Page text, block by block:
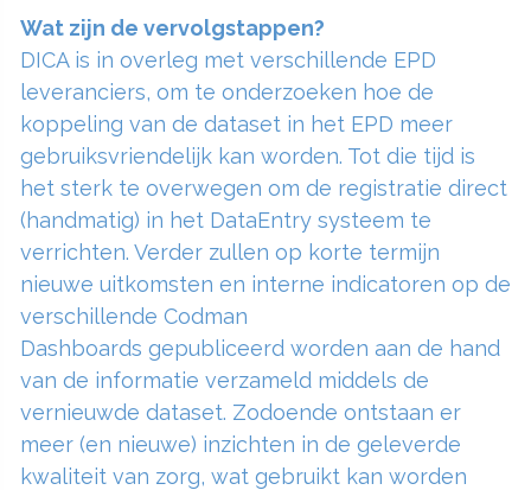
Wat zijn de vervolgstappen?
DICA is in overleg met verschillende EPD
leveranciers, om te onderzoeken hoe de
koppeling van de dataset in het EPD meer
gebruiksvriendelijk kan worden. Tot die tijd is
het sterk te overwegen om de registratie direct
(handmatig) in het DataEntry systeem te
verrichten. Verder zullen op korte termijn
nieuwe uitkomsten en interne indicatoren op de
verschillende Codman
Dashboards gepubliceerd worden aan de hand
van de informatie verzameld middels de
vernieuwde dataset. Zodoende ontstaan er
meer (en nieuwe) inzichten in de geleverde
kwaliteit van zorg, wat gebruikt kan worden